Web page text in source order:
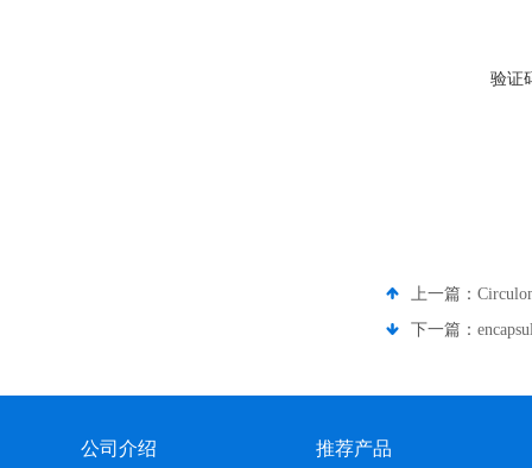
验证
上一篇：
下一篇：
公司介绍 推荐产品